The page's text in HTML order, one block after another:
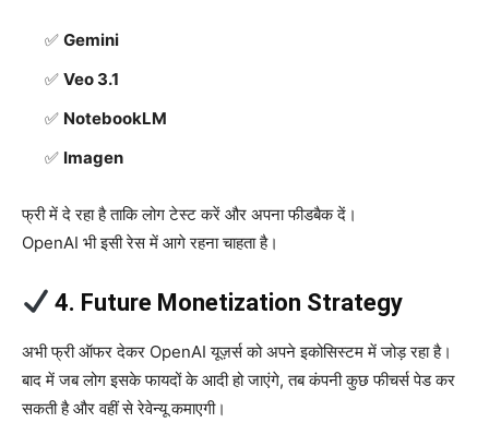
Gemini
Veo 3.1
NotebookLM
Imagen
फ्री में दे रहा है ताकि लोग टेस्ट करें और अपना फीडबैक दें।
OpenAI भी इसी रेस में आगे रहना चाहता है।
4. Future Monetization Strategy
अभी फ्री ऑफर देकर OpenAI यूज़र्स को अपने इकोसिस्टम में जोड़ रहा है।
बाद में जब लोग इसके फायदों के आदी हो जाएंगे, तब कंपनी कुछ फीचर्स पेड कर
सकती है और वहीं से रेवेन्यू कमाएगी।